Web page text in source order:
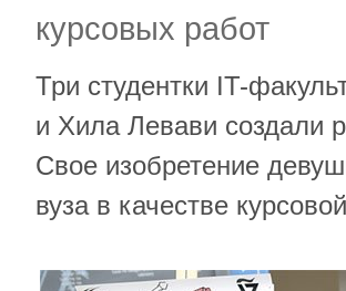
курсовых работ
Три студентки IT-
и Хила Левави создали
Свое изобретение
вуза в качестве